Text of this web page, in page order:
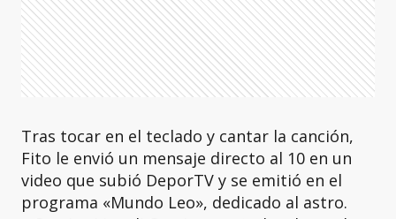
Tras tocar en el teclado y cantar la canción,
Fito le envió un mensaje directo al 10 en un
video que subió DeporTV y se emitió en el
programa «Mundo Leo», dedicado al astro.